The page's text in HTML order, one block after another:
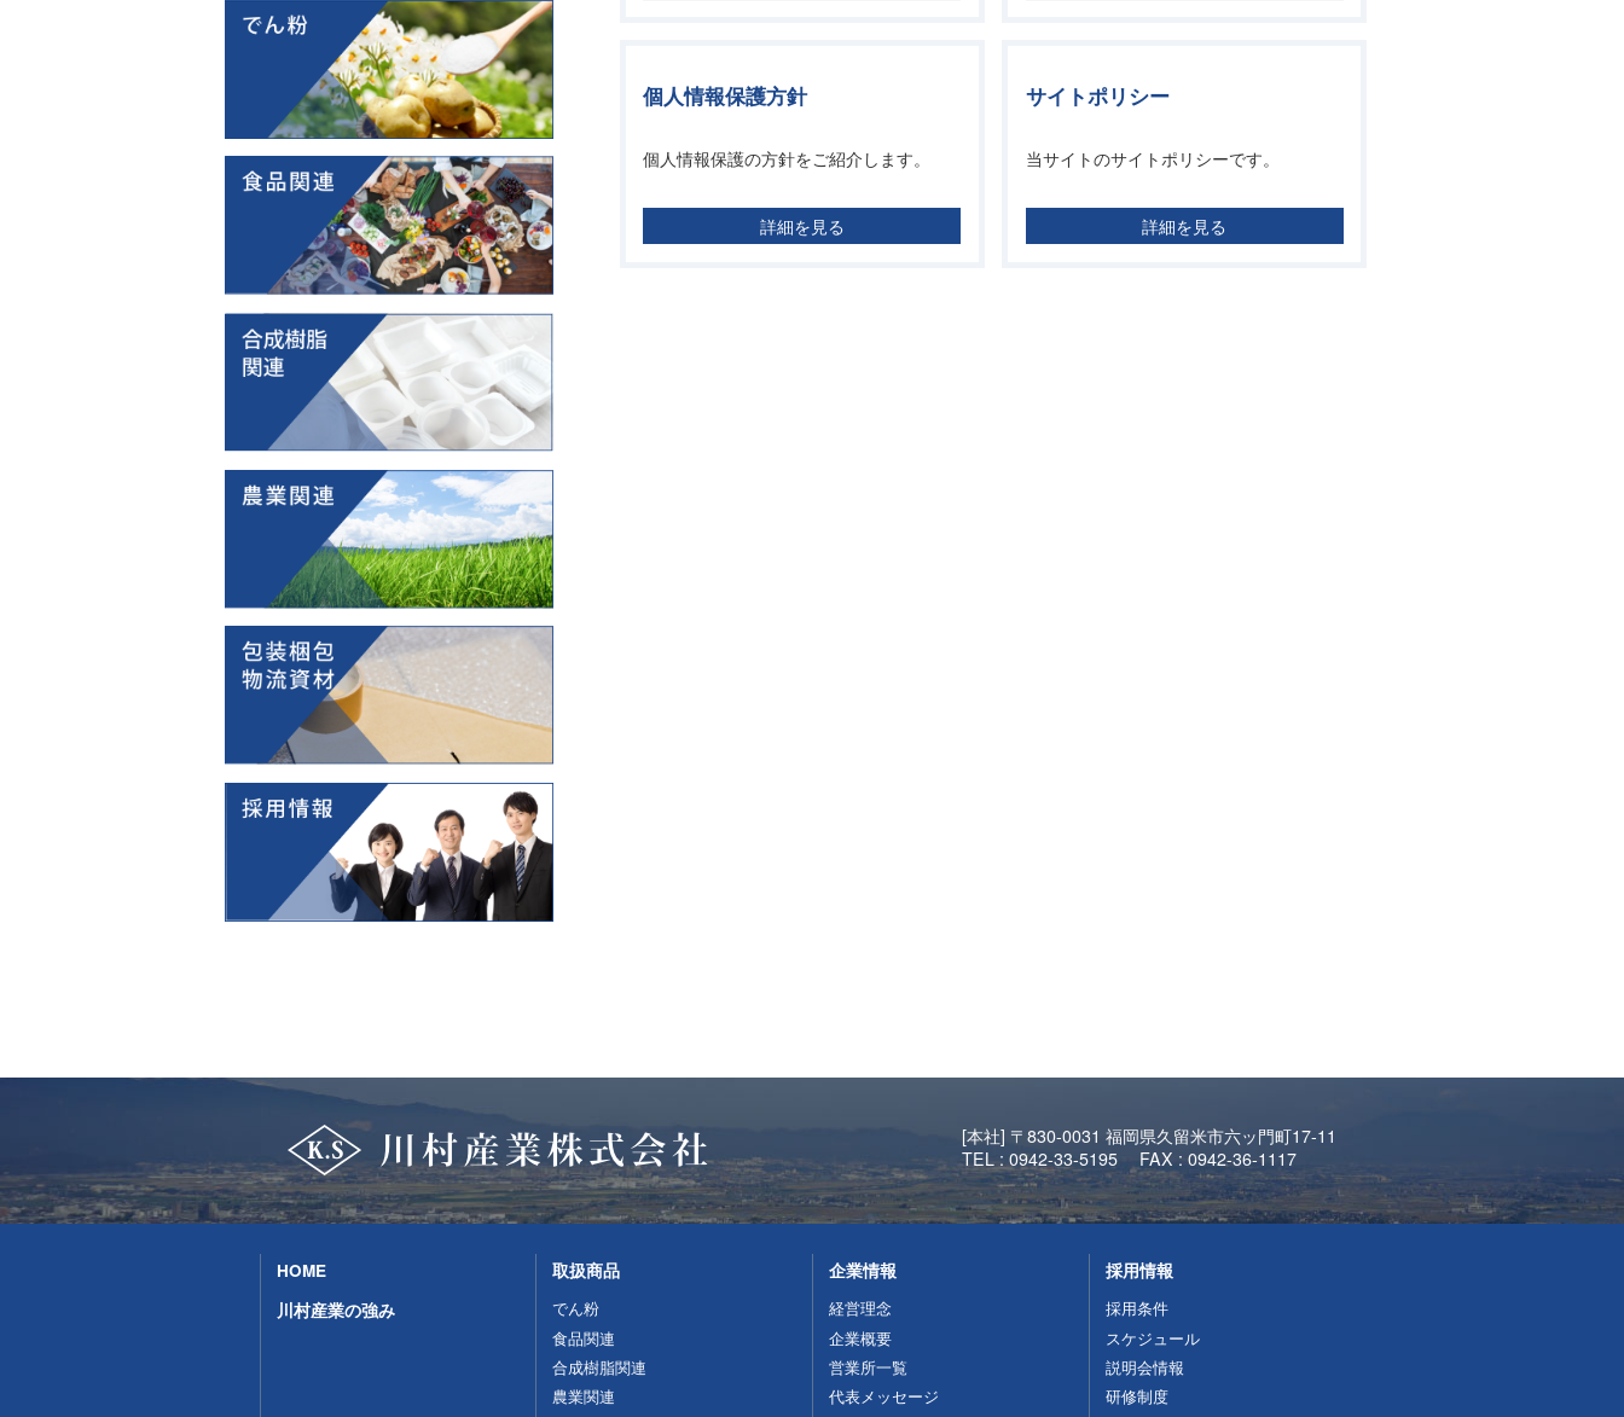
個人情報保護方針
個人情報保護の方針をご紹介します。
詳細を見る
サイトポリシー
当サイトのサイトポリシーです。
詳細を見る
[本社] 〒830-0031 福岡県久留米市六ッ門町17-11
TEL : 0942-33-5195 FAX : 0942-36-1117
HOME
川村産業の強み
取扱商品
でん粉
食品関連
合成樹脂関連
農業関連
企業情報
経営理念
企業概要
営業所一覧
代表メッセージ
採用情報
採用条件
スケジュール
説明会情報
研修制度